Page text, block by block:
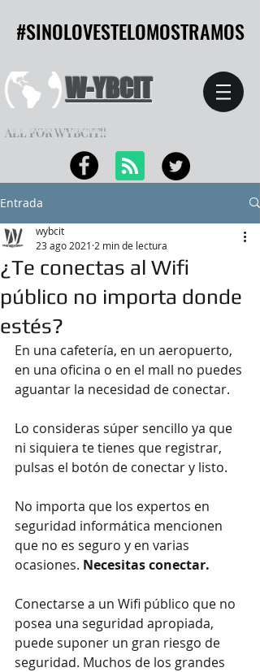
#SINOLOVESTELOMOSTRAMOS
#SINOLOVESTELOMOSTRAMOS
ALL FOR WYBCIT!!
W-YBCIT
Entrada
¿Te conectas al Wifi
público no importa donde
estés?
wybcit
23 ago 2021 2 min de lectura
En una cafetería, en un aeropuerto,
en una oficina o en el mall no puedes
aguantar la necesidad de conectar.
Lo consideras súper sencillo ya que
ni siquiera te tienes que registrar,
pulsas el botón de conectar y listo.
No importa que los expertos en
seguridad informática mencionen
que no es seguro y en varias
ocasiones. Necesitas conectar.
Conectarse a un Wifi público que no
posea una seguridad apropiada,
puede suponer un gran riesgo de
seguridad. Muchos de los grandes